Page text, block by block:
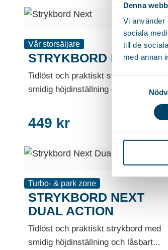
Denna
Vi använder
sociala
till de
med annan
Vår storsäljare
STRYKBORD NEXT
Tidlöst och praktiskt strykbord med
smidig höjdinställning och låsbart...
449 kr
Turbo- & park zone
STRYKBORD NEXT
DUAL ACTION
Tidlöst och praktiskt strykbord med
smidig höjdinställning och låsbart...